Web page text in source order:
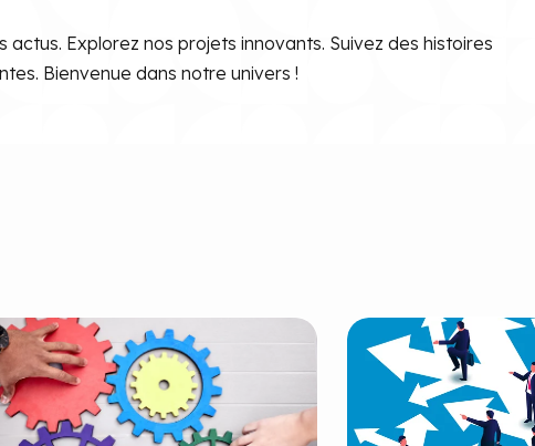
Explorez nos projets innovants. Suivez des histoires
Bienvenue dans notre univers !